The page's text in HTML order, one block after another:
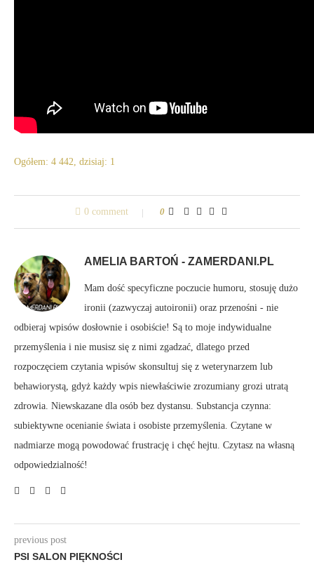
Ogółem: 4 442, dzisiaj: 1
0 comment 0
AMELIA BARTOŃ - ZAMERDANI.PL
Mam dość specyficzne poczucie humoru, stosuję dużo
ironii (zazwyczaj autoironii) oraz przenośni - nie
odbieraj wpisów dosłownie i osobiście! Są to moje indywidualne
przemyślenia i nie musisz się z nimi zgadzać, dlatego przed
rozpoczęciem czytania wpisów skonsultuj się z weterynarzem lub
behawiorystą, gdyż każdy wpis niewłaściwie zrozumiany grozi utratą
zdrowia. Niewskazane dla osób bez dystansu. Substancja czynna:
subiektywne ocenianie świata i osobiste przemyślenia. Czytane w
nadmiarze mogą powodować frustrację i chęć hejtu. Czytasz na własną
odpowiedzialność!
previous post
PSI SALON PIĘKNOŚCI